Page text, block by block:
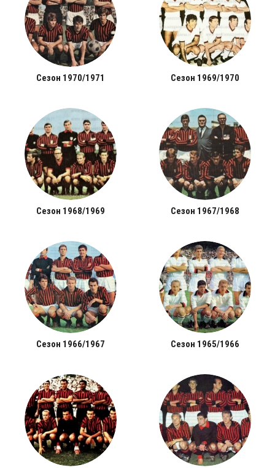
Сезон 1970/1971 Сезон 1969/1970
Сезон 1968/1969 Сезон 1967/1968
Сезон 1966/1967 Сезон 1965/1966